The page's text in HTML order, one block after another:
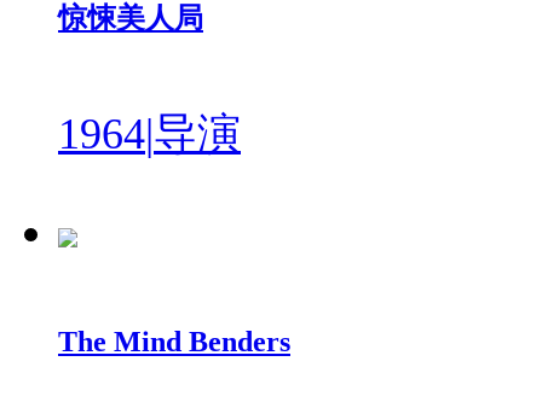
惊悚美人局
1964|导演
The Mind Benders